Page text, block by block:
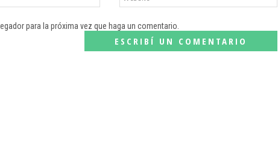
para la próxima vez que haga un comentario.